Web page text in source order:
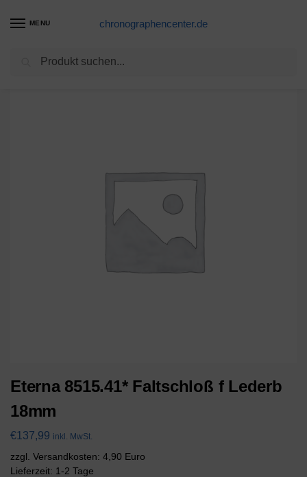
MENU chronographencenter.de
Gehäuseteile Schweiz
Eterna 8515.41* Faltschloß f Lederb
18mm
€137,99 inkl. MwSt.
zzgl. Versandkosten: 4,90 Euro
Lieferzeit: 1-2 Tage